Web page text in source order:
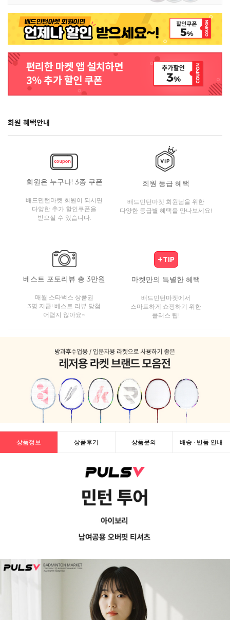
회원 혜택안내
회원은 누구나! 3종 쿠폰
배드민턴마켓 회원이 되시면
다양한 추가 할인쿠폰을
받으실 수 있습니다.
회원 등급 혜택
배드민턴마켓 회원님을 위한
다양한 등급별 혜택을 만나보세요!
베스트 포토리뷰 총 3만원
매월 스타벅스 상품권
3명 지급! 베스트 리뷰 당첨
어렵지 않아요~
마켓만의 특별한 혜택
배드민턴마켓에서
스마트하게 쇼핑하기 위한
플러스 팁!
상품정보 상품후기 상품문의 배송 · 반품 안내